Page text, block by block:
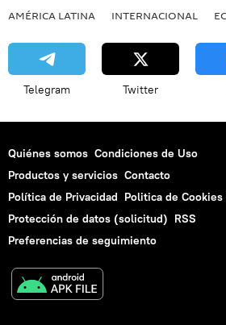
AMÉRICA LATINA INTERNACIONAL
Telegram Twitter
Quiénes somos Condiciones de Uso
Productos y servicios Contacto
Política de Privacidad Politica de Cookies
Protección de datos (solicitud) RSS
Preferencias de seguimiento